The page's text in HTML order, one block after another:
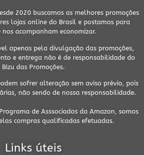
2020 buscamos as melhores promoções
lojas online do Brasil e postamos para
nos acompanham economizar.
apenas pela divulgação das promoções,
e entrega não é de responsabilidade do
Bizu das Promoções.
sofrer alteração sem aviso prévio, pois
não sendo de nossa responsabilidade.
de Asssociados da Amazon, somos
compras qualificadas efetuadas.
Links úteis